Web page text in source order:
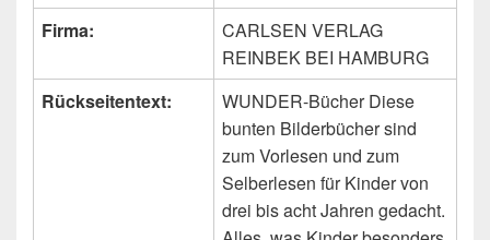
Firma:
CARLSEN VERLAG
REINBEK BEI HAMBURG
Rückseitentext:
WUNDER-Bücher Diese
bunten Bilderbücher sind
zum Vorlesen und zum
Selberlesen für Kinder von
drei bis acht Jahren gedacht.